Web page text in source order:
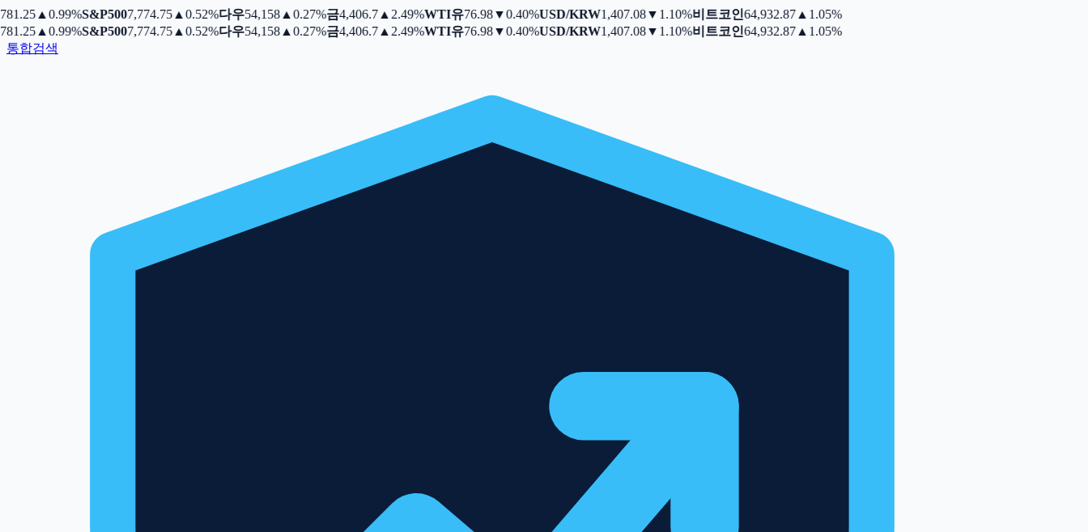
▲ 0.99%S&P5007,774.75▲ 0.52%다우54,158▲ 0.27%금4,406.7▲ 2.49%WTI유76.98▼0.40%USD/KRW1,407.08▼1.10%비트코인64,932.87▲ 1.05%
▲ 0.99%S&P5007,774.75▲ 0.52%다우54,158▲ 0.27%금4,406.7▲ 2.49%WTI유76.98▼0.40%USD/KRW1,407.08▼1.10%비트코인64,932.87▲ 1.05%
통합검색